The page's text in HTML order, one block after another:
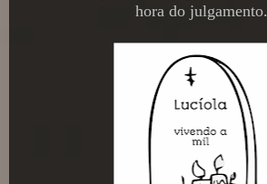
hora do julgamento.